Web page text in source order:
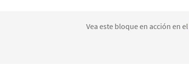
Vea este bloque en acción en el